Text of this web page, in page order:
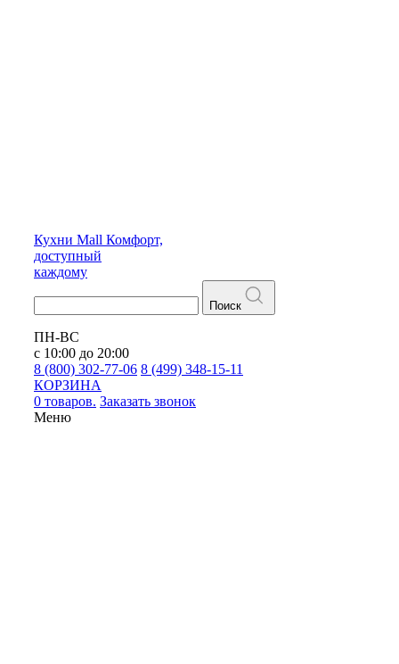
Кухни Mall Комфорт,
доступный
каждому
Поиск
ПН-ВС
с 10:00 до 20:00
8 (800) 302-77-06 8 (499) 348-15-11
КОРЗИНА
0 товаров. Заказать звонок
Меню